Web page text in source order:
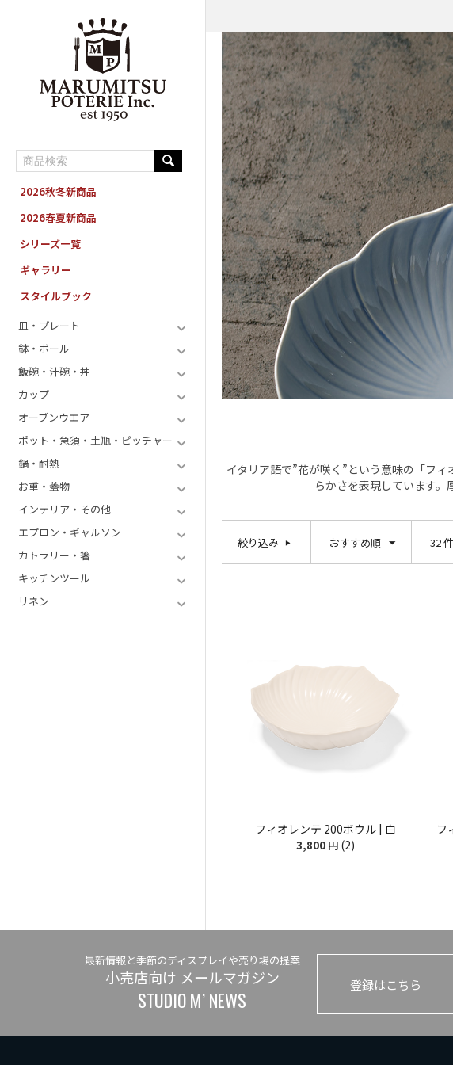
MARUMITSU POTERIE ORDER SYSTEM
2026秋冬新商品
2026春夏新商品
シリーズ一覧
ギャラリー
スタイルブック
皿・プレート
鉢・ボール
飯碗・汁碗・丼
カップ
オーブンウエア
ポット・急須・土瓶・ピッチャー
鍋・耐熱
お重・蓋物
インテリア・その他
エプロン・ギャルソン
カトラリー・箸
キッチンツール
リネン
イタリア語で”花が咲く”という意味の「フ
らかさを表現しています。
絞り込み おすすめ順 32
フィオレンテ 200ボウル | 白
3,800 円 (2)
フ
最新情報と季節のディスプレイや売り場の提案
小売店向け メールマガジン
STUDIO M’ NEWS
登録はこちら